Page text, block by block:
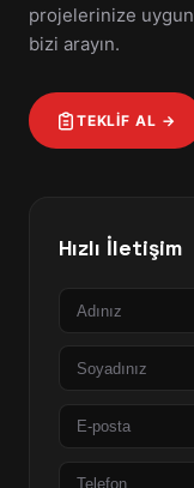
projelerinize
bizi arayın.
TEKLİF AL →
Hızlı İletişim
Ad
Soyad
posta
Telefon